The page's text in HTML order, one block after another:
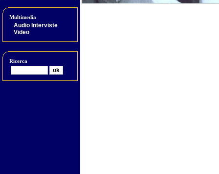
Multimedia
Audio Interviste
Video
Ricerca